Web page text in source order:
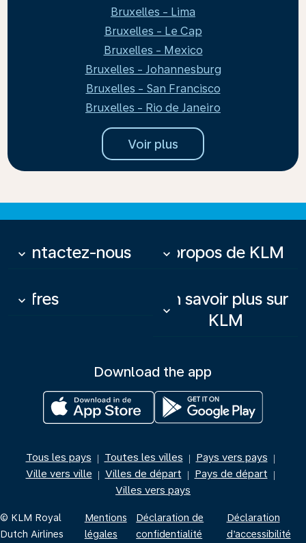
Bruxelles - Lima
Bruxelles - Le Cap
Bruxelles - Mexico
Bruxelles - Johannesburg
Bruxelles - San Francisco
Bruxelles - Rio de Janeiro
Voir plus
Contactez-nous
keyboard_arrow_down À propos de KLM
keyboard_arrow_down
Offres
keyboard_arrow_down
En savoir plus sur
KLM
keyboard_arrow_down
Download the app
Tous les pays | Toutes les villes | Pays vers pays |
Ville vers ville | Villes de départ | Pays de départ |
Villes vers pays
© KLM Royal
Dutch Airlines
Mentions
légales
Déclaration de
confidentialité
Déclaration
d’accessibilité